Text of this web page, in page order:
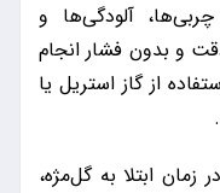
آلودگی‌ها و
و بدون فشار انجام
از گاز استریل یا
ابتلا به گل‌مژه،